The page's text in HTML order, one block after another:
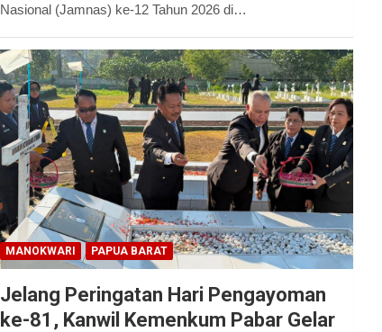
Nasional (Jamnas) ke-12 Tahun 2026 di…
MANOKWARI PAPUA BARAT
Jelang Peringatan Hari Pengayoman
ke-81, Kanwil Kemenkum Pabar Gelar